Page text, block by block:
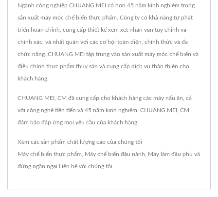
Ngành công nghiệp CHUANG MEI có hơn 45 năm kinh nghiệm trong
sản xuất máy móc chế biến thực phẩm. Công ty có khả năng tự phát
triển hoàn chỉnh, cung cấp thiết kế xem xét nhân văn tùy chỉnh và
chính xác, và nhất quán với các cơ hội toàn diện, chính thức và đa
chức năng. CHUANG MEI tập trung vào sản xuất máy móc chế biến và
điều chỉnh thực phẩm thủy sản và cung cấp dịch vụ thân thiện cho
khách hàng.
CHUANG MEI, CM đã cung cấp cho khách hàng các máy nấu ăn, cả
với công nghệ tiên tiến và 45 năm kinh nghiệm, CHUANG MEI, CM
đảm bảo đáp ứng mọi yêu cầu của khách hàng.
Xem các sản phẩm chất lượng cao của chúng tôi
Máy chế biến thực phẩm Máy chế biến đậu nành Máy làm đậu phụ và
đừng ngần ngại Liên hệ với chúng tôi